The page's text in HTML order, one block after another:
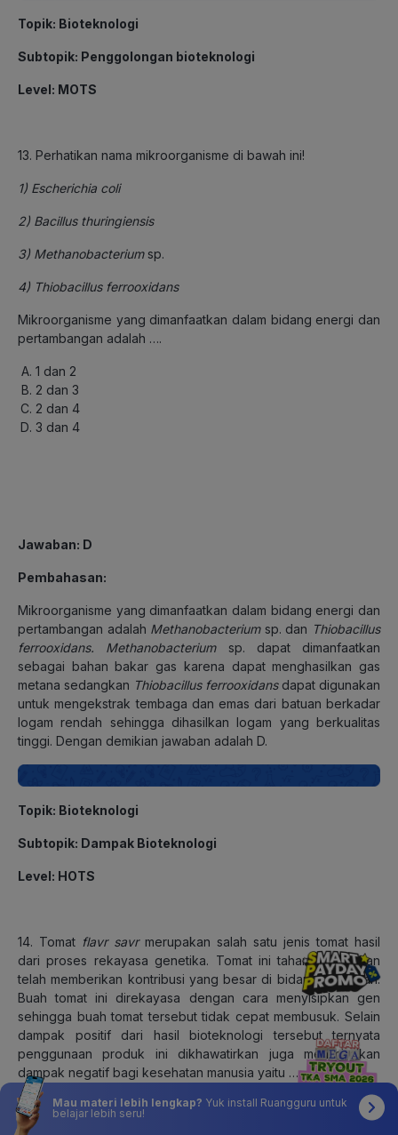
Topik: Bioteknologi
Subtopik: Penggolongan bioteknologi
Level: MOTS
13. Perhatikan nama mikroorganisme di bawah ini!
1) Escherichia coli
2) Bacillus thuringiensis
3) Methanobacterium sp.
4) Thiobacillus ferrooxidans
Mikroorganisme yang dimanfaatkan dalam bidang energi dan
pertambangan adalah ….
1 dan 2
2 dan 3
2 dan 4
3 dan 4
Jawaban: D
Pembahasan:
Mikroorganisme yang dimanfaatkan dalam bidang energi dan
pertambangan adalah Methanobacterium sp. dan Thiobacillus
ferrooxidans. Methanobacterium sp. dapat dimanfaatkan
sebagai bahan bakar gas karena dapat menghasilkan gas
metana sedangkan Thiobacillus ferrooxidans dapat digunakan
untuk mengekstrak tembaga dan emas dari batuan berkadar
logam rendah sehingga dihasilkan logam yang berkualitas
tinggi. Dengan demikian jawaban adalah D.
Topik: Bioteknologi
Subtopik: Dampak Bioteknologi
Level: HOTS
14. Tomat flavr savrmerupakan salah satu jenis tomat hasil
dari proses rekayasa genetika. Tomat ini tahan busuk dan
telah memberikan kontribusi yang besar di bidang pertanian.
Buah tomat ini direkayasa dengan cara menyisipkan gen
sehingga buah tomat tersebut tidak cepat membusuk. Selain
dampak positif dari hasil bioteknologi tersebut ternyata
penggunaan produk ini dikhawatirkan juga menimbulkan
dampak negatif bagi kesehatan manusia yaitu ….
dapat menyebabkan timbulnya kanker
melemahnya sistem kekebalan tubuh
Mau materi lebih lengkap? Yuk install Ruangguru untuk
belajar lebih seru!